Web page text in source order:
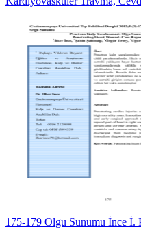
175-179 Olgu Sunumu İnce İ.